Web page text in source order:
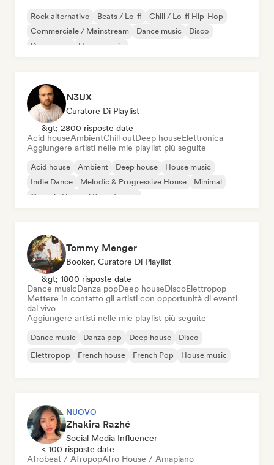
Rock alternativo Beats / Lo-fi
Chill / Lo-fi Hip-Hop
Commerciale / Mainstream
Dance music
Disco
Dream pop
House music
N3UX
Curatore Di Playlist
&gt; 2800 risposte date
Acid houseAmbientChill outDeep houseElettronica
Aggiungere artisti nelle mie playlist più seguite
Acid house Ambient Deep house
House music
Indie Dance
Melodic & Progressive House
Minimal
Organic House / Downtempo
Tommy Menger
Booker, Curatore Di Playlist
&gt; 1800 risposte date
Dance musicDanza popDeep houseDiscoElettropop
Mettere in contatto gli artisti con opportunità di eventi
dal vivo
Aggiungere artisti nelle mie playlist più seguite
Dance music Danza pop Deep house
Disco
Elettropop
French house French Pop House music
NUOVO
Zhakira Razhé
Social Media Influencer
< 100 risposte date
Afrobeat / AfropopAfro House / Amapiano